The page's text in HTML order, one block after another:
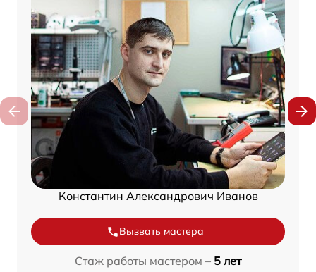
Константин Александрович Иванов
Вызвать мастера
Стаж работы мастером – 5 лет